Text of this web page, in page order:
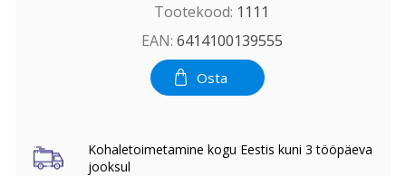
Tootekood: 1111
EAN: 6414100139555
Osta
Kohaletoimetamine kogu Eestis kuni 3 tööpäeva
jooksul